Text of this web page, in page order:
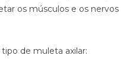
os músculos e os nervos
tipo de muleta axilar: